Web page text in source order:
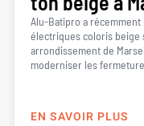
Alu-Batipro a
électriques coloris beige
arrondissement de
moderniser les
EN SAVOIR PLUS